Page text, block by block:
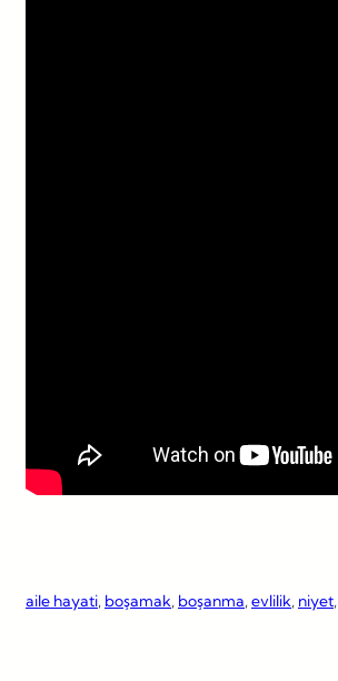
aile hayati, boşamak, boşanma, evlilik, niyet,